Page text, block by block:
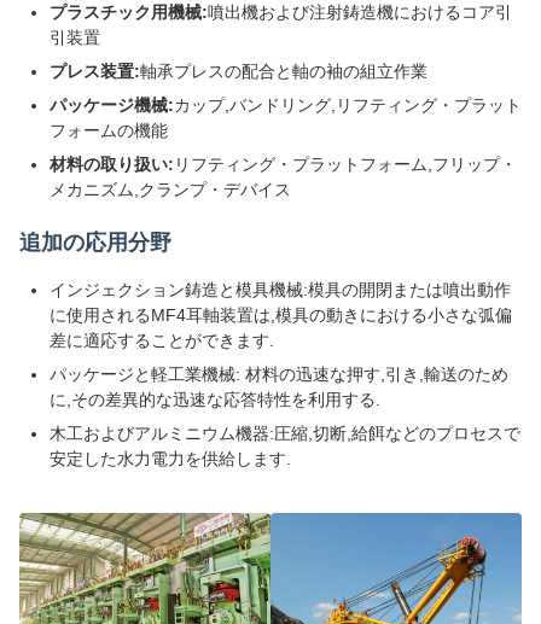
プラスチック用機械:噴出機および注射鋳造機におけるコア引
引装置
プレス装置:軸承プレスの配合と軸の袖の組立作業
パッケージ機械:カップ,バンドリング,リフティング・プラット
フォームの機能
材料の取り扱い: リフティング・プラットフォーム,フリップ・
メカニズム,クランプ・デバイス
追加の応用分野
インジェクション鋳造と模具機械:模具の開閉または噴出動作
に使用されるMF4耳軸装置は,模具の動きにおける小さな弧偏
差に適応することができます.
パッケージと軽工業機械: 材料の迅速な押す,引き,輸送のため
に,その差異的な迅速な応答特性を利用する.
木工およびアルミニウム機器:圧縮,切断,給餌などのプロセスで
安定した水力電力を供給します.